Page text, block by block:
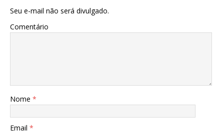
Seu e-mail não será divulgado.
Comentário
Nome *
Email *